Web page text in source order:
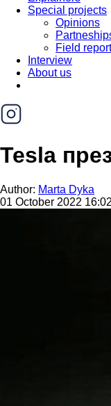
Special projects
Opinions
Field
Interview
About us
Tesla
Author: Marta Dyka
01 October 2022 16:02